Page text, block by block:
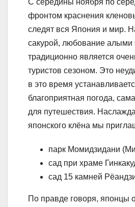
фронтом краснения
следят вся Япония и мир.
сакурой, любование алыми
традиционно является
туристов сезоном. Это
в это время
благоприятная погода,
для путешествия.
японского клёна мы
парк Момидзидани
сад при храме
сад 15 камней
По правде говоря, японцы